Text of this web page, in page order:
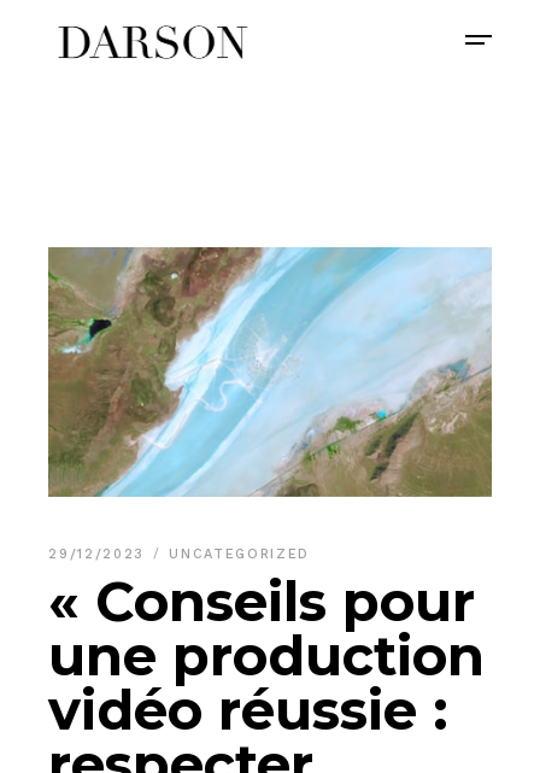
29/12/2023 UNCATEGORIZED
« Conseils pour
une production
vidéo réussie :